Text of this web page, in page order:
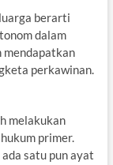
berarti
dalam
mendapatkan
perkawinan.
melakukan
primer.
satu pun ayat